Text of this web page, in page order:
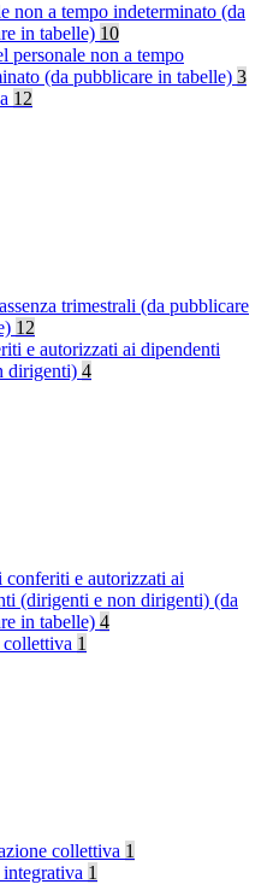
non a tempo indeterminato (da
in tabelle) 10
personale non a tempo
(da pubblicare in tabelle) 3
12
trimestrali (da pubblicare
12
e autorizzati ai dipendenti
dirigenti) 4
conferiti e autorizzati ai
(dirigenti e non dirigenti) (da
in tabelle) 4
1
collettiva 1
1